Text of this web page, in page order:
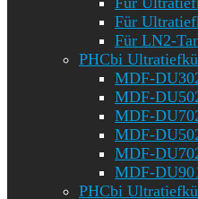
Für
Für LN2-
PHCbi
MDF-
MDF-
MDF-
MDF-
MDF-
MDF-
PHCbi